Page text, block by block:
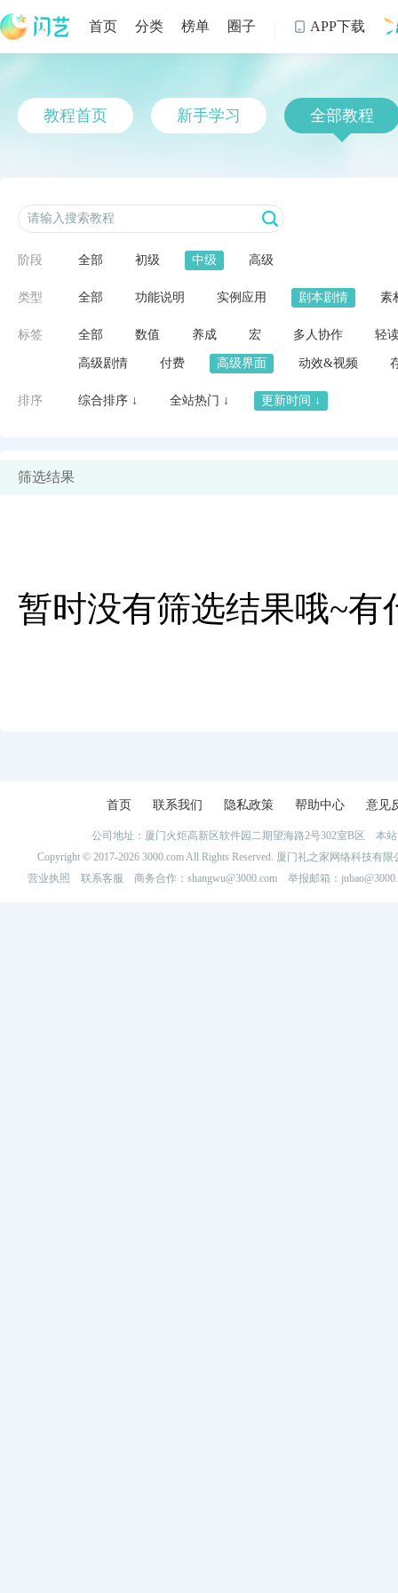
首页 分类 榜单 圈子  APP下载
教程首页 新手学习 全部教程
阶段 全部 初级 中级 高级
类型 全部 功能说明 实例应用 剧本剧情 素
标签 全部 数值 养成 宏 多人协作 轻
高级剧情 付费 高级界面 动效&视频
排序 综合排序 ↓ 全站热门 ↓ 更新时间 ↓
筛选结果
暂时没有筛选结果哦~
首页 联系我们 隐私政策 帮助中心 意见
公司地址：厦门火炬高新区软件园二期望海路2号302室B区 本
Copyright © 2017-2026 3000.com All Rights Reserved. 厦门礼之家网络科技
营业执照
联系客服 商务合作：shangwu@3000.com 举报邮箱：